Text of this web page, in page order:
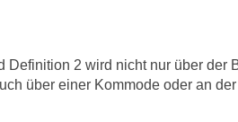
Definition 2 wird nicht nur über der
über einer Kommode oder an